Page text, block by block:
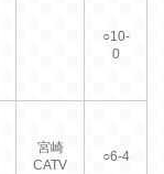
○10-
0
宮崎
CATV
○6-4